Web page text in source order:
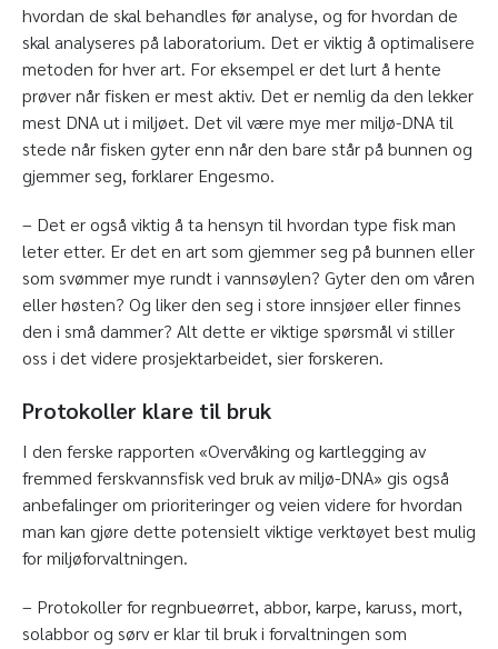
hvordan de skal behandles før analyse, og for hvordan de
skal analyseres på laboratorium. Det er viktig å optimalisere
metoden for hver art. For eksempel er det lurt å hente
prøver når fisken er mest aktiv. Det er nemlig da den lekker
mest DNA ut i miljøet. Det vil være mye mer miljø-DNA til
stede når fisken gyter enn når den bare står på bunnen og
gjemmer seg, forklarer Engesmo.
– Det er også viktig å ta hensyn til hvordan type fisk man
leter etter. Er det en art som gjemmer seg på bunnen eller
som svømmer mye rundt i vannsøylen? Gyter den om våren
eller høsten? Og liker den seg i store innsjøer eller finnes
den i små dammer? Alt dette er viktige spørsmål vi stiller
oss i det videre prosjektarbeidet, sier forskeren.
Protokoller klare til bruk
I den ferske rapporten «Overvåking og kartlegging av
fremmed ferskvannsfisk ved bruk av miljø-DNA» gis også
anbefalinger om prioriteringer og veien videre for hvordan
man kan gjøre dette potensielt viktige verktøyet best mulig
for miljøforvaltningen.
– Protokoller for regnbueørret, abbor, karpe, karuss, mort,
solabbor og sørv er klar til bruk i forvaltningen som